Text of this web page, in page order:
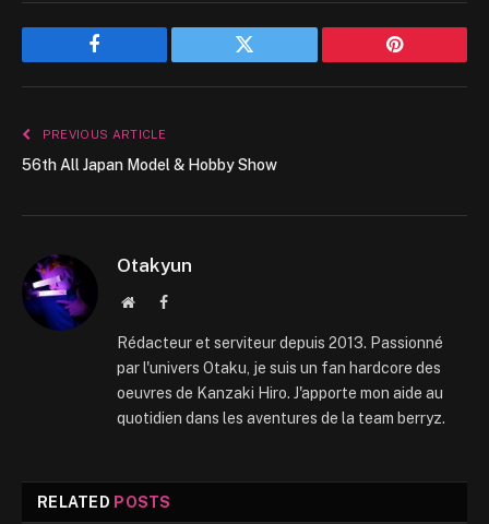
Facebook Twitter Pinterest
PREVIOUS ARTICLE
56th All Japan Model & Hobby Show
Otakyun
WebsiteFacebook
Rédacteur et serviteur depuis 2013. Passionné
par l'univers Otaku, je suis un fan hardcore des
oeuvres de Kanzaki Hiro. J'apporte mon aide au
quotidien dans les aventures de la team berryz.
RELATED POSTS